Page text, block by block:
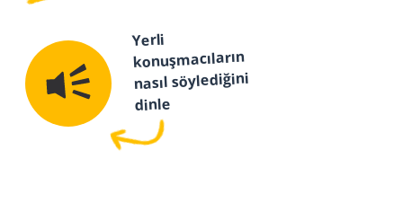
Yerli
konuşmacıların
nasıl söylediğini
dinle